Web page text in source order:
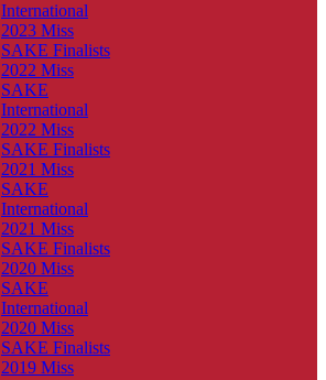
International
2023 Miss
SAKE Finalists
2022 Miss
SAKE
International
2022 Miss
SAKE Finalists
2021 Miss
SAKE
International
2021 Miss
SAKE Finalists
2020 Miss
SAKE
International
2020 Miss
SAKE Finalists
2019 Miss